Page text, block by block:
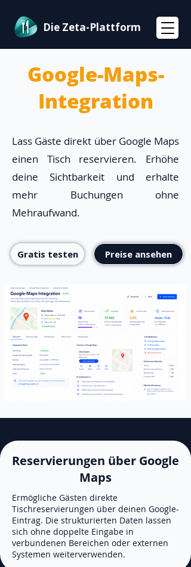
Die Zeta-Plattform
Google-Maps-
Integration
Lass Gäste direkt über Google Maps
einen Tisch reservieren. Erhöhe
deine Sichtbarkeit und erhalte
mehr Buchungen ohne
Mehraufwand.
Gratis testen Preise ansehen
Reservierungen über Google
Maps
Ermögliche Gästen direkte
Tischreservierungen über deinen Google-
Eintrag. Die strukturierten Daten lassen
sich ohne doppelte Eingabe in
verbundenen Bereichen oder externen
Systemen weiterverwenden.